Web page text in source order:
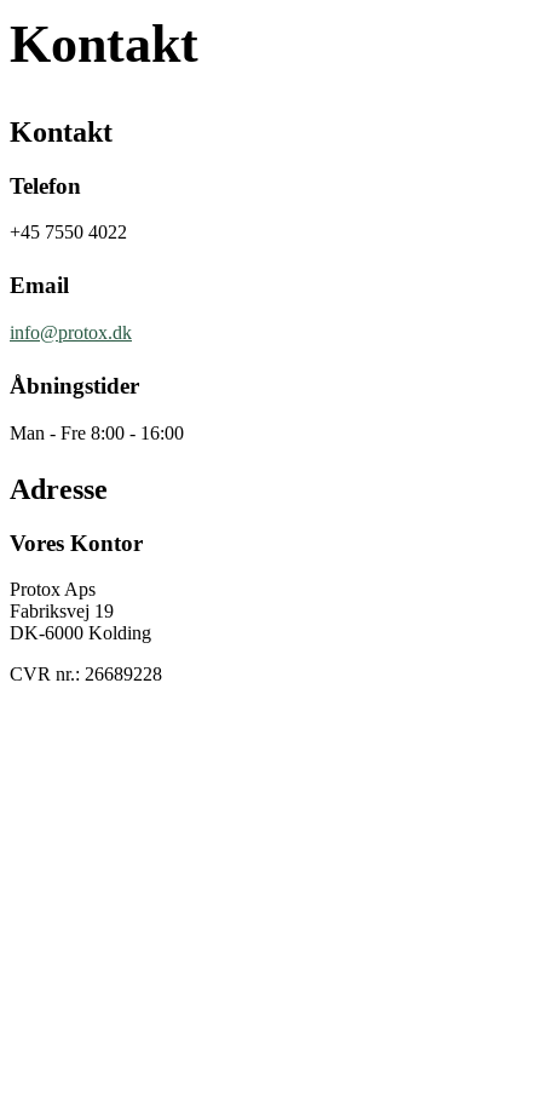
Kontakt
Kontakt
Telefon
+45 7550 4022
Email
info@protox.dk
Åbningstider
Man - Fre 8:00 - 16:00
Adresse
Vores Kontor
Protox Aps
Fabriksvej 19
DK-6000 Kolding
CVR nr.: 26689228